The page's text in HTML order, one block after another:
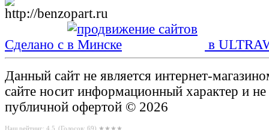
Сделано с в
Данный сайт не является интернет-
сайте носит информационный характер и не
публичной офертой © 2026
Наш рейтинг: 4.5 (Голосов: 69) ★★★★